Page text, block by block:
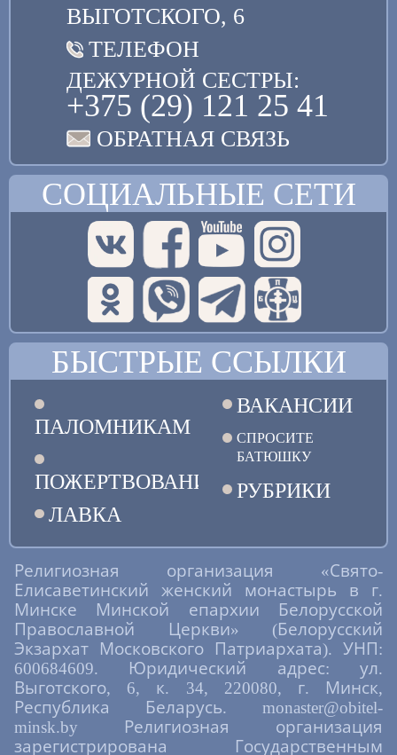
ВЫГОТСКОГО, 6
ТЕЛЕФОН
ДЕЖУРНОЙ СЕСТРЫ:
+375 (29) 121 25 41
ОБРАТНАЯ СВЯЗЬ
СОЦИАЛЬНЫЕ СЕТИ
БЫСТРЫЕ ССЫЛКИ
ПАЛОМНИКАМ
ПОЖЕРТВОВАНИЯ
ЛАВКА
ВАКАНСИИ
СПРОСИТЕ
БАТЮШКУ
РУБРИКИ
Религиозная организация «Свято-
Елисаветинский женский монастырь в г.
Минске Минской епархии Белорусской
Православной Церкви» (Белорусский
Экзархат Московского Патриархата). УНП:
600684609. Юридический адрес: ул.
Выготского, 6, к. 34, 220080, г. Минск,
Республика Беларусь. monaster@obitel-
minsk.by Религиозная организация
зарегистрирована Государственным